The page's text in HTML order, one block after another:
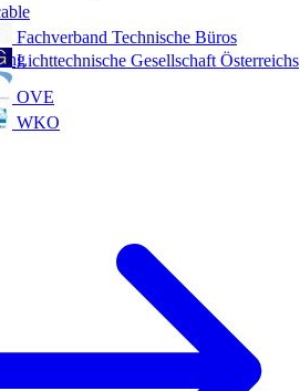
Fachverband Technische Büros
Lichttechnische Gesellschaft Österreichs
OVE
WKO